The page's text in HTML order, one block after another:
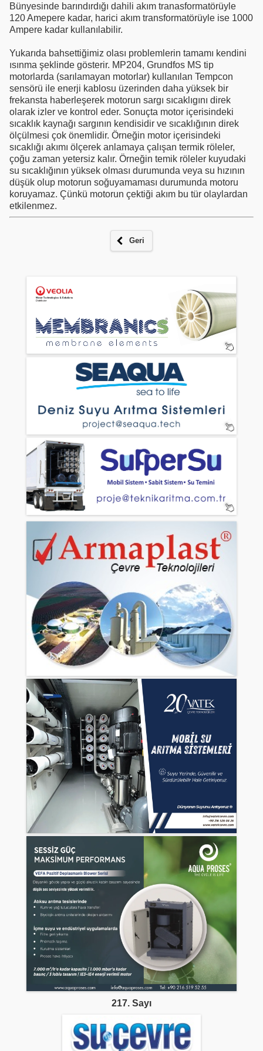
Bünyesinde barındırdığı dahili akım tranasformatörüyle
120 Amepere kadar, harici akım transformatörüyle ise 1000
Ampere kadar kullanılabilir.
Yukarıda bahsettiğimiz olası problemlerin tamamı kendini
ısınma şeklinde gösterir. MP204, Grundfos MS tip
motorlarda (sarılamayan motorlar) kullanılan Tempcon
sensörü ile enerji kablosu üzerinden daha yüksek bir
frekansta haberleşerek motorun sargı sıcaklıgını direk
olarak izler ve kontrol eder. Sonuçta motor içerisindeki
sıcaklık kaynağı sargının kendisidir ve sıcaklığının direk
ölçülmesi çok önemlidir. Örneğin motor içerisindeki
sıcaklığı akımı ölçerek anlamaya çalışan termik röleler,
çoğu zaman yetersiz kalır. Örneğin temik röleler kuyudaki
su sıcaklığının yüksek olması durumunda veya su hızının
düşük olup motorun soğuyamaması durumunda motoru
koruyamaz. Çünkü motorun çektiği akım bu tür olaylardan
etkilenmez.
Geri
217. Sayı